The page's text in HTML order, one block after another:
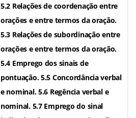
5.2 Relações de coordenação entre
orações e entre termos da oração.
5.3 Relações de subordinação entre
orações e entre termos da oração.
5.4 Emprego dos sinais de
pontuação. 5.5 Concordância verbal
e nominal. 5.6 Regência verbal e
nominal. 5.7 Emprego do sinal